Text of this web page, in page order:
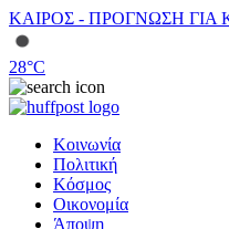
ΚΑΙΡΟΣ - ΠΡΟΓΝΩΣΗ
28°C
Κοινωνία
Πολιτική
Κόσμος
Οικονομία
Άποψη